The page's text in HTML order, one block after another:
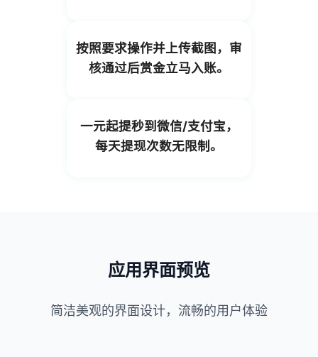
按照要求操作并上传截图，审
核通过后赏金立马入账。
一元起提秒到微信/支付宝，
每天提现次数无限制。
应用界面预览
简洁美观的界面设计，流畅的用户体验